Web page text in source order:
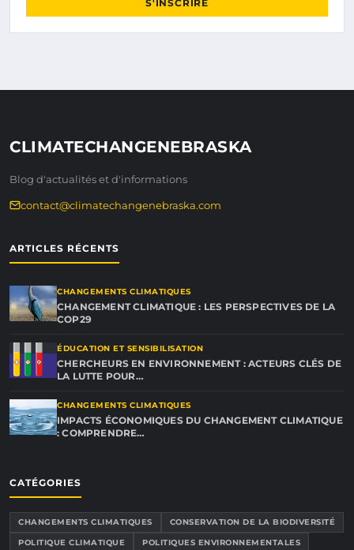
S'INSCRIRE
CLIMATECHANGENEBRASKA
Blog d'actualités et d'informations
contact@climatechangenebraska.com
ARTICLES RÉCENTS
CHANGEMENTS CLIMATIQUES
CHANGEMENT CLIMATIQUE : LES PERSPECTIVES DE LA
COP29
ÉDUCATION ET SENSIBILISATION
CHERCHEURS EN ENVIRONNEMENT : ACTEURS CLÉS DE
LA LUTTE POUR…
CHANGEMENTS CLIMATIQUES
IMPACTS ÉCONOMIQUES DU CHANGEMENT CLIMATIQUE
: COMPRENDRE…
CATÉGORIES
CHANGEMENTS CLIMATIQUES
CONSERVATION DE LA BIODIVERSITÉ
POLITIQUE CLIMATIQUE
POLITIQUES ENVIRONNEMENTALES